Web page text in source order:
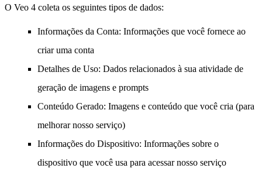
O Veo 4 coleta os seguintes tipos de dados:
Informações da Conta: Informações que você fornece ao
criar uma conta
Detalhes de Uso: Dados relacionados à sua atividade de
geração de imagens e prompts
Conteúdo Gerado: Imagens e conteúdo que você cria (para
melhorar nosso serviço)
Informações do Dispositivo: Informações sobre o
dispositivo que você usa para acessar nosso serviço